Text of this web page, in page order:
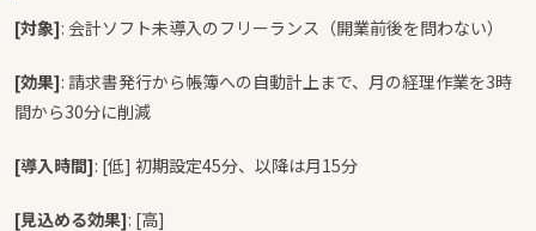
[対象]: 会計ソフト未導入のフリーランス（開業前後を問わない）
[効果]: 請求書発行から帳簿への自動計上まで、月の経理作業を3時
間から30分に削減
[導入時間]: [低] 初期設定45分、以降は月15分
[見込める効果]: [高]